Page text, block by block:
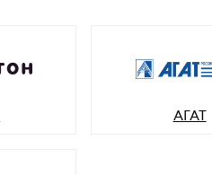
АГАТ